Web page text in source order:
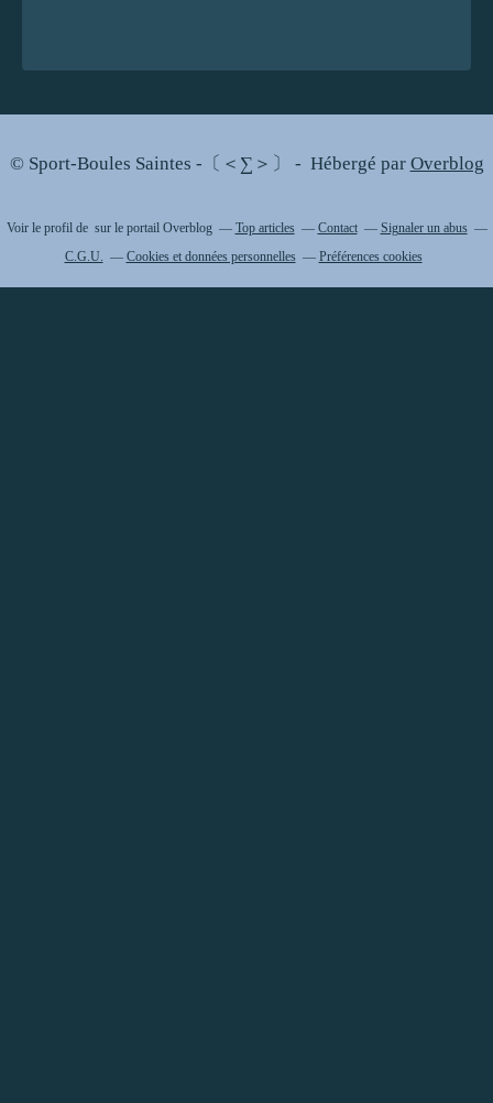
© Sport-Boules Saintes -〔＜∑＞〕 - Hébergé par Overblog
Voir le profil de sur le portail Overblog Top articles Contact
Signaler un abus
C.G.U.
Cookies et données personnelles Préférences cookies